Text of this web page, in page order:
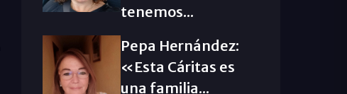
tenemos...
Pepa Hernández:
«Esta Cáritas es
una familia...